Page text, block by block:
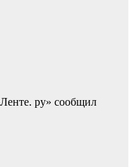
ру» сообщил